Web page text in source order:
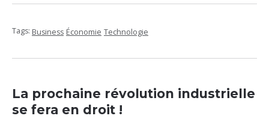
Tags: Business Économie Technologie
La prochaine révolution industrielle
se fera en droit !